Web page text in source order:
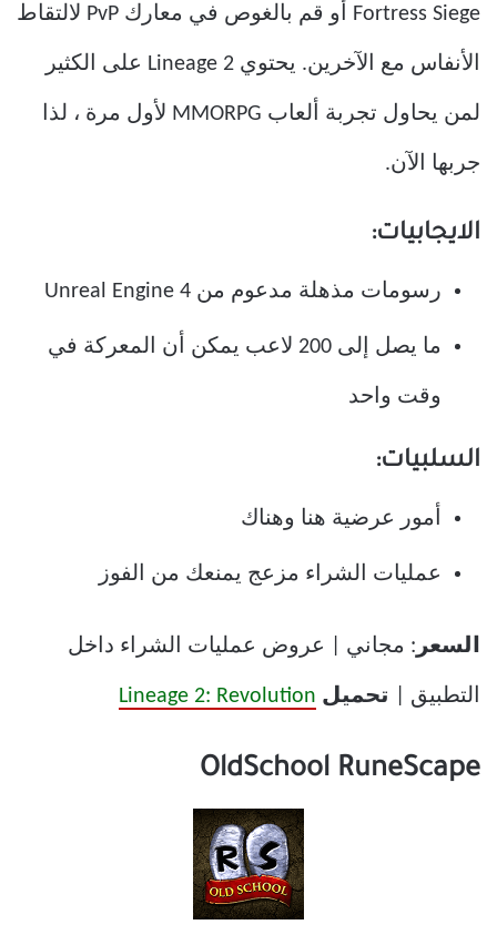
Fortress Siege أو قم بالغوص في معارك PvP لالتقاط
الأنفاس مع الآخرين. يحتوي Lineage 2 على الكثير
لمن يحاول تجربة ألعاب MMORPG لأول مرة ، لذا
جربها الآن.
الايجابيات:
رسومات مذهلة مدعوم من Unreal Engine 4
ما يصل إلى 200 لاعب يمكن أن المعركة في
وقت واحد
السلبيات:
أمور عرضية هنا وهناك
عمليات الشراء مزعج يمنعك من الفوز
السعر : مجاني | عروض عمليات الشراء داخل
التطبيق | تحميل Lineage 2: Revolution
OldSchool RuneScape